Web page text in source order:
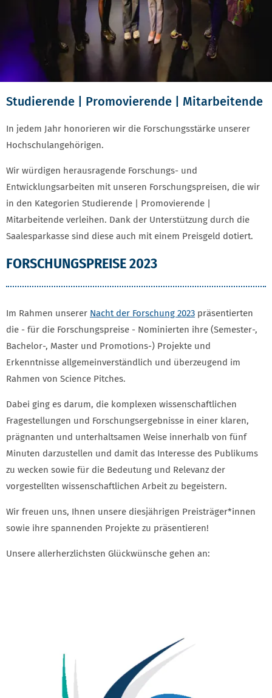
EINLEITUNG
Studierende | Promovierende | Mitarbeitende
In jedem Jahr honorieren wir die Forschungsstärke unserer
Hochschulangehörigen.
Wir würdigen herausragende Forschungs- und
Entwicklungsarbeiten mit unseren Forschungspreisen, die wir
in den Kategorien Studierende | Promovierende |
Mitarbeitende verleihen. Dank der Unterstützung durch die
Saalesparkasse sind diese auch mit einem Preisgeld dotiert.
FORSCHUNGSPREISE 2023
Im Rahmen unserer Nacht der Forschung 2023 präsentierten
die - für die Forschungspreise - Nominierten ihre (Semester-,
Bachelor-, Master und Promotions-) Projekte und
Erkenntnisse allgemeinverständlich und überzeugend im
Rahmen von Science Pitches.
Dabei ging es darum, die komplexen wissenschaftlichen
Fragestellungen und Forschungsergebnisse in einer klaren,
prägnanten und unterhaltsamen Weise innerhalb von fünf
Minuten darzustellen und damit das Interesse des Publikums
zu wecken sowie für die Bedeutung und Relevanz der
vorgestellten wissenschaftlichen Arbeit zu begeistern.
Wir freuen uns, Ihnen unsere diesjährigen Preisträger*innen
sowie ihre spannenden Projekte zu präsentieren!
Unsere allerherzlichsten Glückwünsche gehen an: